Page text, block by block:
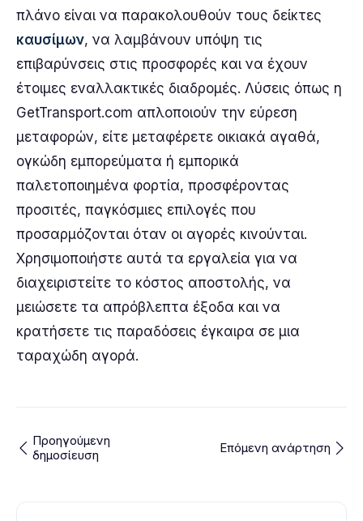
πλάνο είναι να παρακολουθούν τους δείκτες
καυσίμων, να λαμβάνουν υπόψη τις
επιβαρύνσεις στις προσφορές και να έχουν
έτοιμες εναλλακτικές διαδρομές. Λύσεις όπως η
GetTransport.com απλοποιούν την εύρεση
μεταφορών, είτε μεταφέρετε οικιακά αγαθά,
ογκώδη εμπορεύματα ή εμπορικά
παλετοποιημένα φορτία, προσφέροντας
προσιτές, παγκόσμιες επιλογές που
προσαρμόζονται όταν οι αγορές κινούνται.
Χρησιμοποιήστε αυτά τα εργαλεία για να
διαχειριστείτε το κόστος αποστολής, να
μειώσετε τα απρόβλεπτα έξοδα και να
κρατήσετε τις παραδόσεις έγκαιρα σε μια
ταραχώδη αγορά.
Προηγούμενη
δημοσίευση
Επόμενη ανάρτηση